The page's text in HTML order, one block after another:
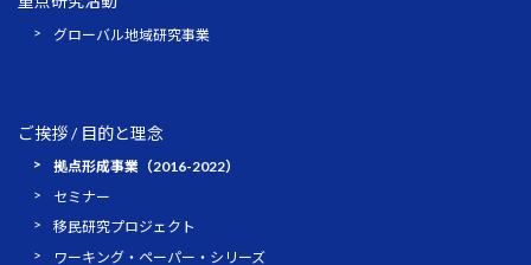
グローバル地域研究事業
ご挨拶 / 目的と理念
拠点形成事業（2016-2022）
セミナー
移民研究プロジェクト
ワーキング・ペーパー・シリーズ